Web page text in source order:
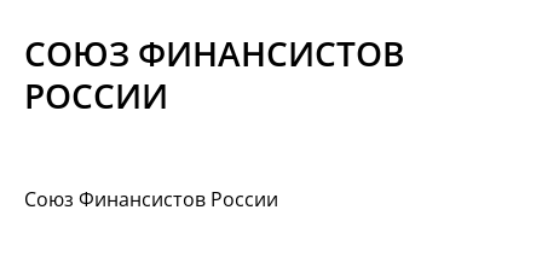
Материалы
СОЮЗ ФИНАНСИСТОВ
РОССИИ
Союз Финансистов России